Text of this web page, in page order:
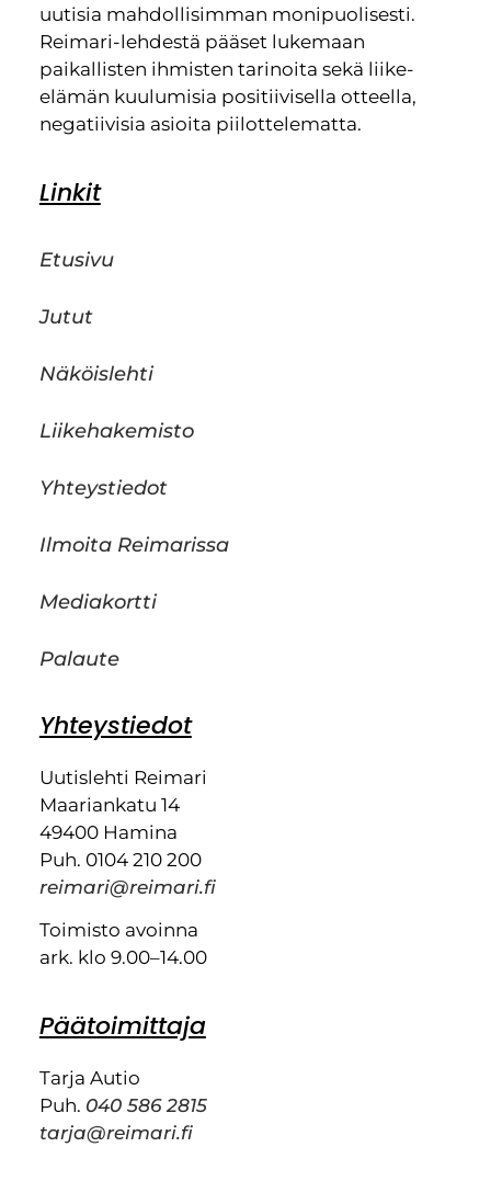
uutisia mahdollisimman monipuolisesti.
Reimari-lehdestä pääset lukemaan
paikallisten ihmisten tarinoita sekä liike-
elämän kuulumisia positiivisella otteella,
negatiivisia asioita piilottelematta.
Linkit
Etusivu
Jutut
Näköislehti
Liikehakemisto
Yhteystiedot
Ilmoita Reimarissa
Mediakortti
Palaute
Yhteystiedot
Uutislehti Reimari
Maariankatu 14
49400 Hamina
Puh. 0104 210 200
reimari@reimari.fi
Toimisto avoinna
ark. klo 9.00–14.00
Päätoimittaja
Tarja Autio
Puh. 040 586 2815
tarja@reimari.fi